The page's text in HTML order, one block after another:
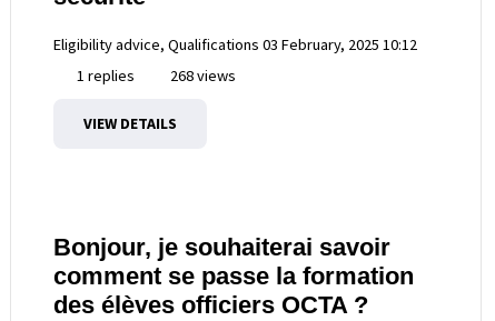
Eligibility advice, Qualifications 03 February, 2025 10:12
1 replies
268 views
VIEW DETAILS
Bonjour, je souhaiterai savoir
comment se passe la formation
des élèves officiers OCTA ?